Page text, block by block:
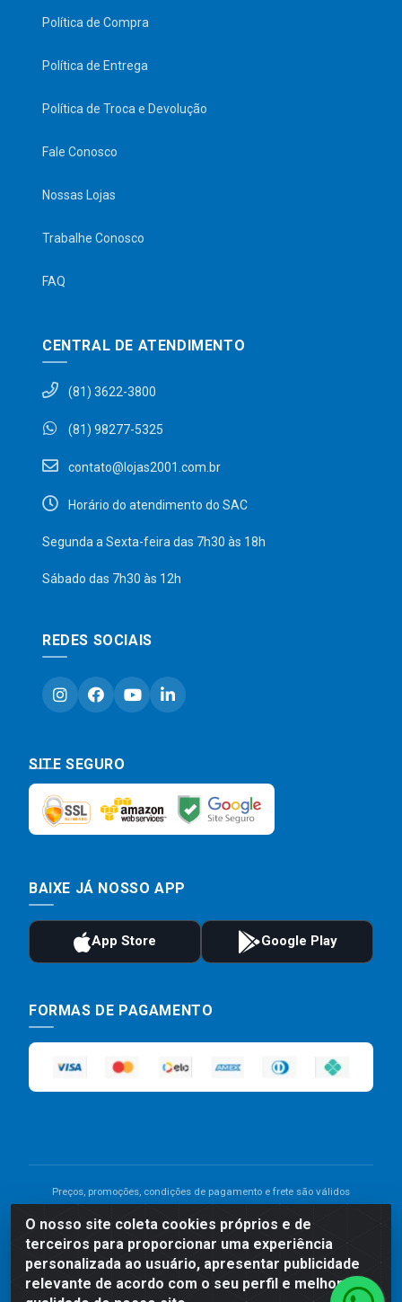
O nosso site coleta cookies próprios e de
terceiros para proporcionar uma experiência
personalizada ao usuário, apresentar publicidade
relevante de acordo com o seu perfil e melhorar a
Política de Compra
Política de Entrega
Política de Troca e Devolução
Fale Conosco
Nossas Lojas
Trabalhe Conosco
FAQ
CENTRAL DE ATENDIMENTO
(81) 3622-3800
(81) 98277-5325
contato@lojas2001.com.br
Horário do atendimento do SAC
Segunda a Sexta-feira das 7h30 às 18h
Sábado das 7h30 às 12h
REDES SOCIAIS
SITE SEGURO
BAIXE JÁ NOSSO APP
FORMAS DE PAGAMENTO
Preços, promoções, condições de pagamento e frete são válidos
divergência de preço de um produto, será válido o preço que for
exibido no carrinho de compras do site no momento do pagamento.
As vendas estão sujeitas a análise e disponibilidade do estoque.
Imagens de produtos meramente ilustrativas.